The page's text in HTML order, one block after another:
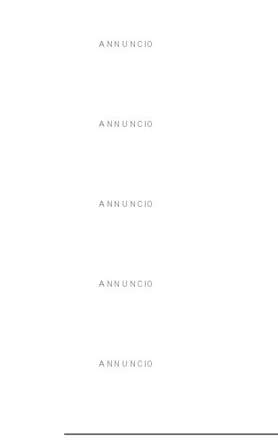
ANNUNCIO
ANNUNCIO
ANNUNCIO
ANNUNCIO
ANNUNCIO